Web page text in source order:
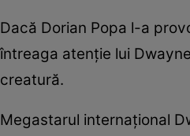
Dacă Dorian Popa l-a
întreaga atenţie lui
creatură.
Megastarul internaţional